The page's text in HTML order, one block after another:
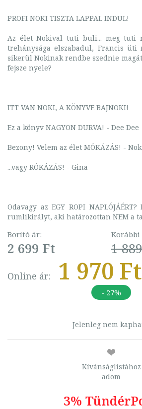
PROFI NOKI TISZTA LAPPAL INDUL!
Az élet Nokival tuti buli... meg tuti
trehánysága elszabadul, Francis üti
sikerül Nokinak rendbe szednie
fejsze nyele?
ITT VAN NOKI, A KÖNYVE BAJNOKI!
Ez a könyv NAGYON DURVA! - Dee Dee
Bezony! Velem az élet MÓKÁZÁS! -
...vagy RÓKÁZÁS! - Gina
Odavagy az EGY ROPI
rumlikirályt, aki határozottan NEM a
Borító ár:
2 699 Ft
Korábbi
1
Online ár: 1 970 Ft
- 27%
Jelenleg nem
Kívánságlistához
adom
3%